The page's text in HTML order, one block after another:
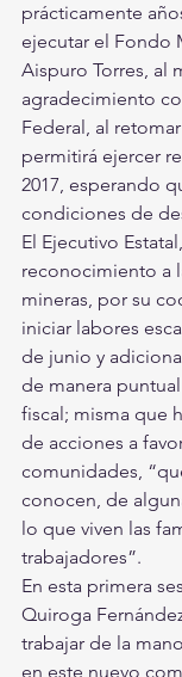
prácticamente
ejecutar el Fondo
Aispuro Torres, al
agradecimiento
Federal, al
permitirá ejercer
2017, esperando
condiciones de
El Ejecutivo
reconocimiento a
mineras, por su
iniciar labores
de junio y
de manera
fiscal; misma que
de acciones a
comunidades,
conocen, de
lo que viven las
trabajadores”.
En esta primera
Quiroga
trabajar de la
en este nuevo